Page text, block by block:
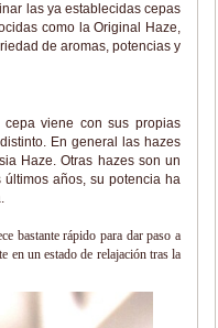
las ya establecidas cepas
como la Original Haze,
de aromas, potencias y
viene con sus propias
En general las hazes
Haze. Otras hazes son un
años, su potencia ha
bastante rápido para dar paso a
en un estado de relajación tras la